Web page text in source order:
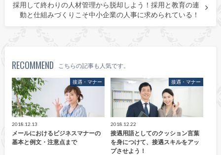
採用して終わりの人材管理から脱却しよう！採用と教育の連
動と仕組みづくりこそ中小企業の人事に求められている！
RECOMMEND こちらの記事も人気です。
接遇・マナー
2018.12.13
メールにおけるビジネスマナーの
基本と例文・注意点まで
接遇・マナー
2018.12.22
接遇用語としてのクッション言葉
を身につけて、接遇スキルをアッ
プさせよう！